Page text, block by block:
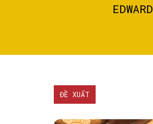
EDWARD
ĐỀ XUẤT